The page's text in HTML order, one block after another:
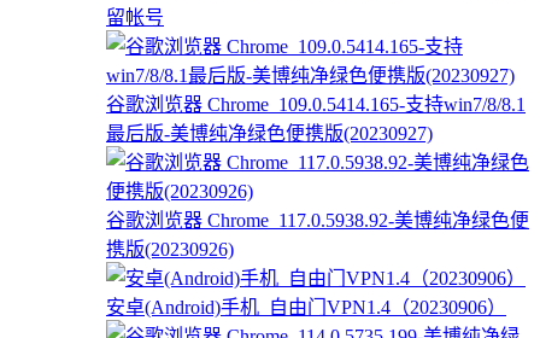
留帐号
谷歌浏览器 Chrome_109.0.5414.165-支持win7/8/8.1
最后版-美博纯净绿色便携版(20230927)
谷歌浏览器 Chrome_117.0.5938.92-美博纯净绿色便
携版(20230926)
安卓(Android)手机_自由门VPN1.4（20230906）